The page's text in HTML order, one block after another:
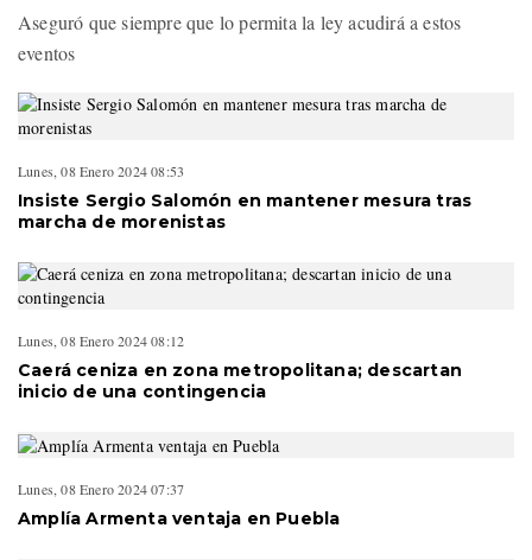
Aseguró que siempre que lo permita la ley acudirá a estos
eventos
Lunes, 08 Enero 2024 08:53
Insiste Sergio Salomón en mantener mesura tras
marcha de morenistas
Lunes, 08 Enero 2024 08:12
Caerá ceniza en zona metropolitana; descartan
inicio de una contingencia
Lunes, 08 Enero 2024 07:37
Amplía Armenta ventaja en Puebla